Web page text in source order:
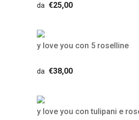
da€25,00
y love you con 5 roselline
da€38,00
y love you con tulipani e